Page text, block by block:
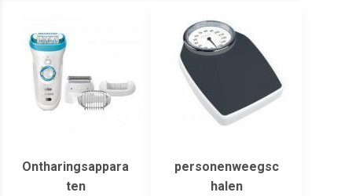
Ontharingsappara
ten
personenweegsc
halen